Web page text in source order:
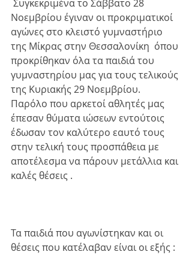
Νοεμβρίου έγιναν οι προκριματικοί
αγώνες στο κλειστό γυμναστήριο
της Μίκρας στην Θεσσαλονίκη  όπου
προκρίθηκαν όλα τα παιδιά του
γυμναστηρίου μας για τους τελικούς
της Κυριακής 29 Νοεμβρίου.
Παρόλο που αρκετοί αθλητές μας
έπεσαν θύματα ιώσεων εντούτοις
έδωσαν τον καλύτερο εαυτό τους
στην τελική τους προσπάθεια με
αποτέλεσμα να πάρουν μετάλλια και
καλές θέσεις .
Τα παιδιά που αγωνίστηκαν και οι
θέσεις που κατέλαβαν είναι οι εξής :